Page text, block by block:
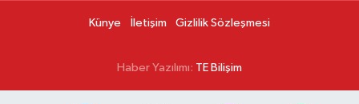
Künye İletişim Gizlilik Sözleşmesi
Haber Yazılımı: TE Bilişim